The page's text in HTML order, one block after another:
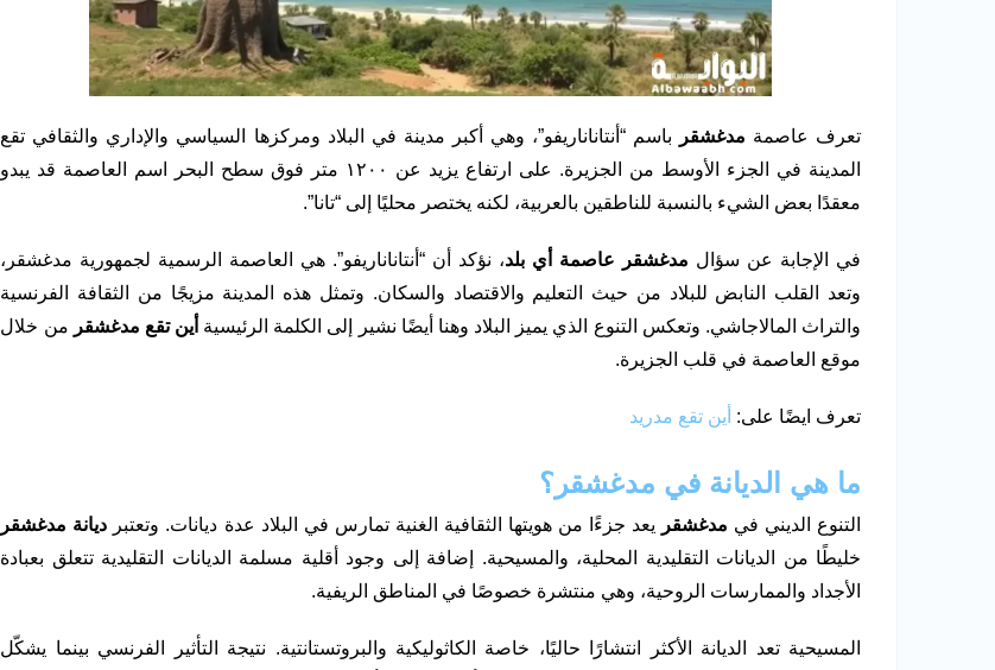
تعرف عاصمة مدغشقر
باسم “أنتاناناريفو”، وهي أكبر مدينة في البلاد ومركزها السياسي والإداري والثقافي تقع
المدينة في الجزء الأوسط من الجزيرة. على ارتفاع يزيد عن ١٢٠٠ متر فوق سطح البحر اسم العاصمة قد يبدو
معقدًا بعض الشيء بالنسبة للناطقين بالعربية، لكنه يختصر محليًا إلى “تانا”.
في الإجابة عن سؤال مدغشقر عاصمة أي بلد، نؤكد أن “أنتاناناريفو”. هي العاصمة الرسمية لجمهورية مدغشقر،
وتعد القلب النابض للبلاد من حيث التعليم والاقتصاد والسكان. وتمثل هذه المدينة مزيجًا من الثقافة الفرنسية
والتراث المالاجاشي. وتعكس التنوع الذي يميز البلاد وهنا أيضًا نشير إلى الكلمة الرئيسية أين تقع مدغشقر من خلال
موقع العاصمة في قلب الجزيرة.
تعرف ايضًا على: أين تقع مدريد
ما هي الديانة في مدغشقر؟
التنوع الديني في مدغشقر يعد جزءًا من هويتها الثقافية الغنية تمارس في البلاد عدة ديانات. وتعتبر ديانة مدغشقر
خليطًا من الديانات التقليدية المحلية، والمسيحية. إضافة إلى وجود أقلية مسلمة الديانات التقليدية تتعلق بعبادة
الأجداد والممارسات الروحية، وهي منتشرة خصوصًا في المناطق الريفية.
المسيحية تعد الديانة الأكثر انتشارًا حاليًا، خاصة الكاثوليكية والبروتستانتية. نتيجة التأثير الفرنسي بينما يشكّل